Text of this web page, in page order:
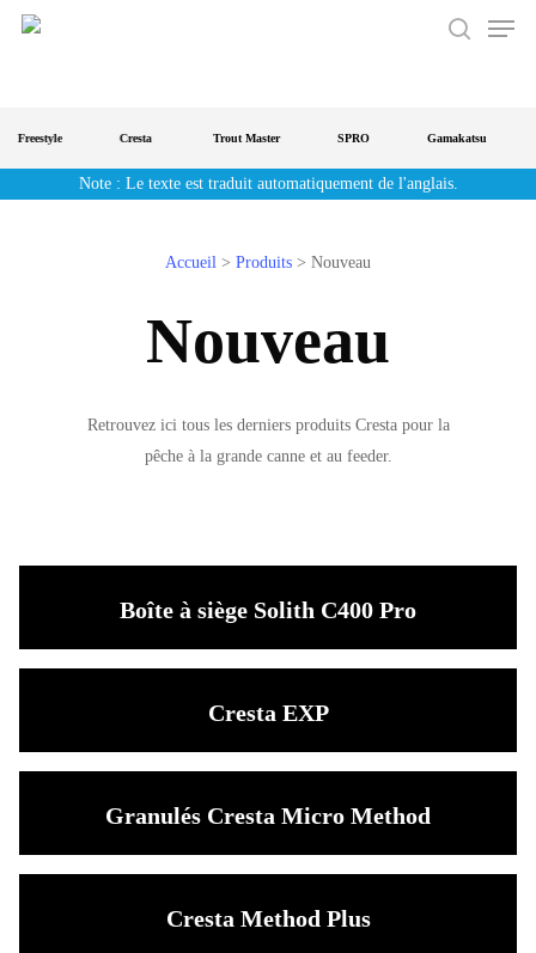
Aller
Menu
Freestyle Cresta Trout Master SPRO Gamakatsu
Note : Le texte est traduit automatiquement de l'anglais.
Accueil > Produits > Nouveau
Nouveau
Retrouvez ici tous les derniers produits Cresta pour la
pêche à la grande canne et au feeder.
Boîte à siège Solith C400 Pro
Cresta EXP
Granulés Cresta Micro Method
Cresta Method Plus